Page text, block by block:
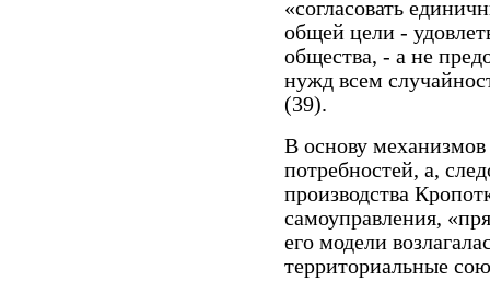
«согласовать
общей цели -
общества, - а не
нужд всем
(39).
В основу механизмов
потребностей, а,
производства
самоуправления,
его модели
территориальные